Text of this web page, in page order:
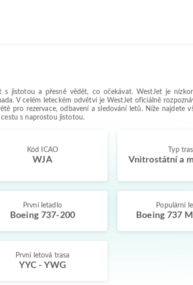
jistotou a přesně vědět, co očekávat. WestJet je
V celém leteckém odvětví je WestJet oficiálně
pro rezervace, odbavení a sledování letů. Níže najdete
s naprostou jistotou.
Kód ICAO
WJA
Typ
Vnitrostátní a
První letadlo
Boeing 737-200
Populární
Boeing 737
První letová trasa
YYC - YWG